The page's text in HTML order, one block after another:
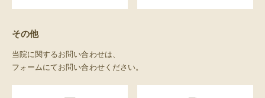
その他
当院に関するお問い合わせは、
フォームにてお問い合わせください。